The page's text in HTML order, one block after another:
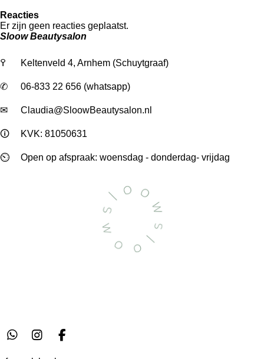
Reacties
Er zijn geen reacties geplaatst.
Sloow Beautysalon
߉ Keltenveld 4, Arnhem (Schuytgraaf)
✆ 06-833 22 656 (whatsapp)
✉ Claudia@SloowBeautysalon.nl
🛈 KVK: 81050631
⏲ Open op afspraak: woensdag - donderdag- vrijdag
W
I
F